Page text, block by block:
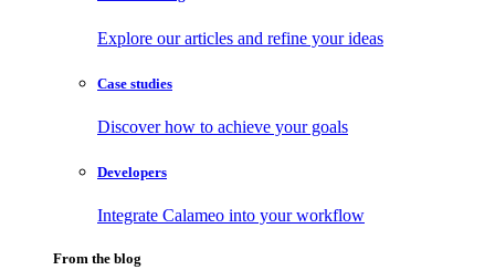
Explore our articles and refine your ideas
Case studies
Discover how to achieve your goals
Developers
Integrate Calameo into your workflow
From the blog